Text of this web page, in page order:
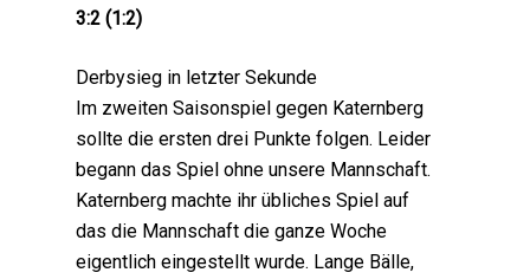
3:2 (1:2)
Derbysieg in letzter Sekunde
Im zweiten Saisonspiel gegen Katernberg
sollte die ersten drei Punkte folgen. Leider
begann das Spiel ohne unsere Mannschaft.
Katernberg machte ihr übliches Spiel auf
das die Mannschaft die ganze Woche
eigentlich eingestellt wurde. Lange Bälle,